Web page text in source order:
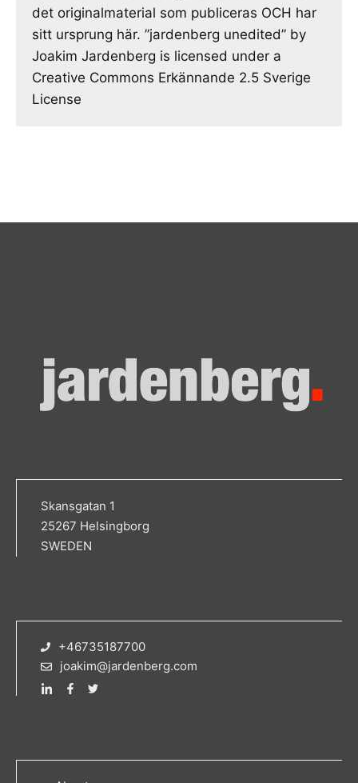
det originalmaterial som publiceras OCH har
sitt ursprung här. ”jardenberg unedited” by
Joakim Jardenberg is licensed under a
Creative Commons Erkännande 2.5 Sverige
License
Skansgatan 1
25267 Helsingborg
SWEDEN
+46735187700
joakim@jardenberg.com